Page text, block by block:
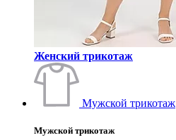
Женский трикотаж
Мужской трикотаж
Мужской трикотаж